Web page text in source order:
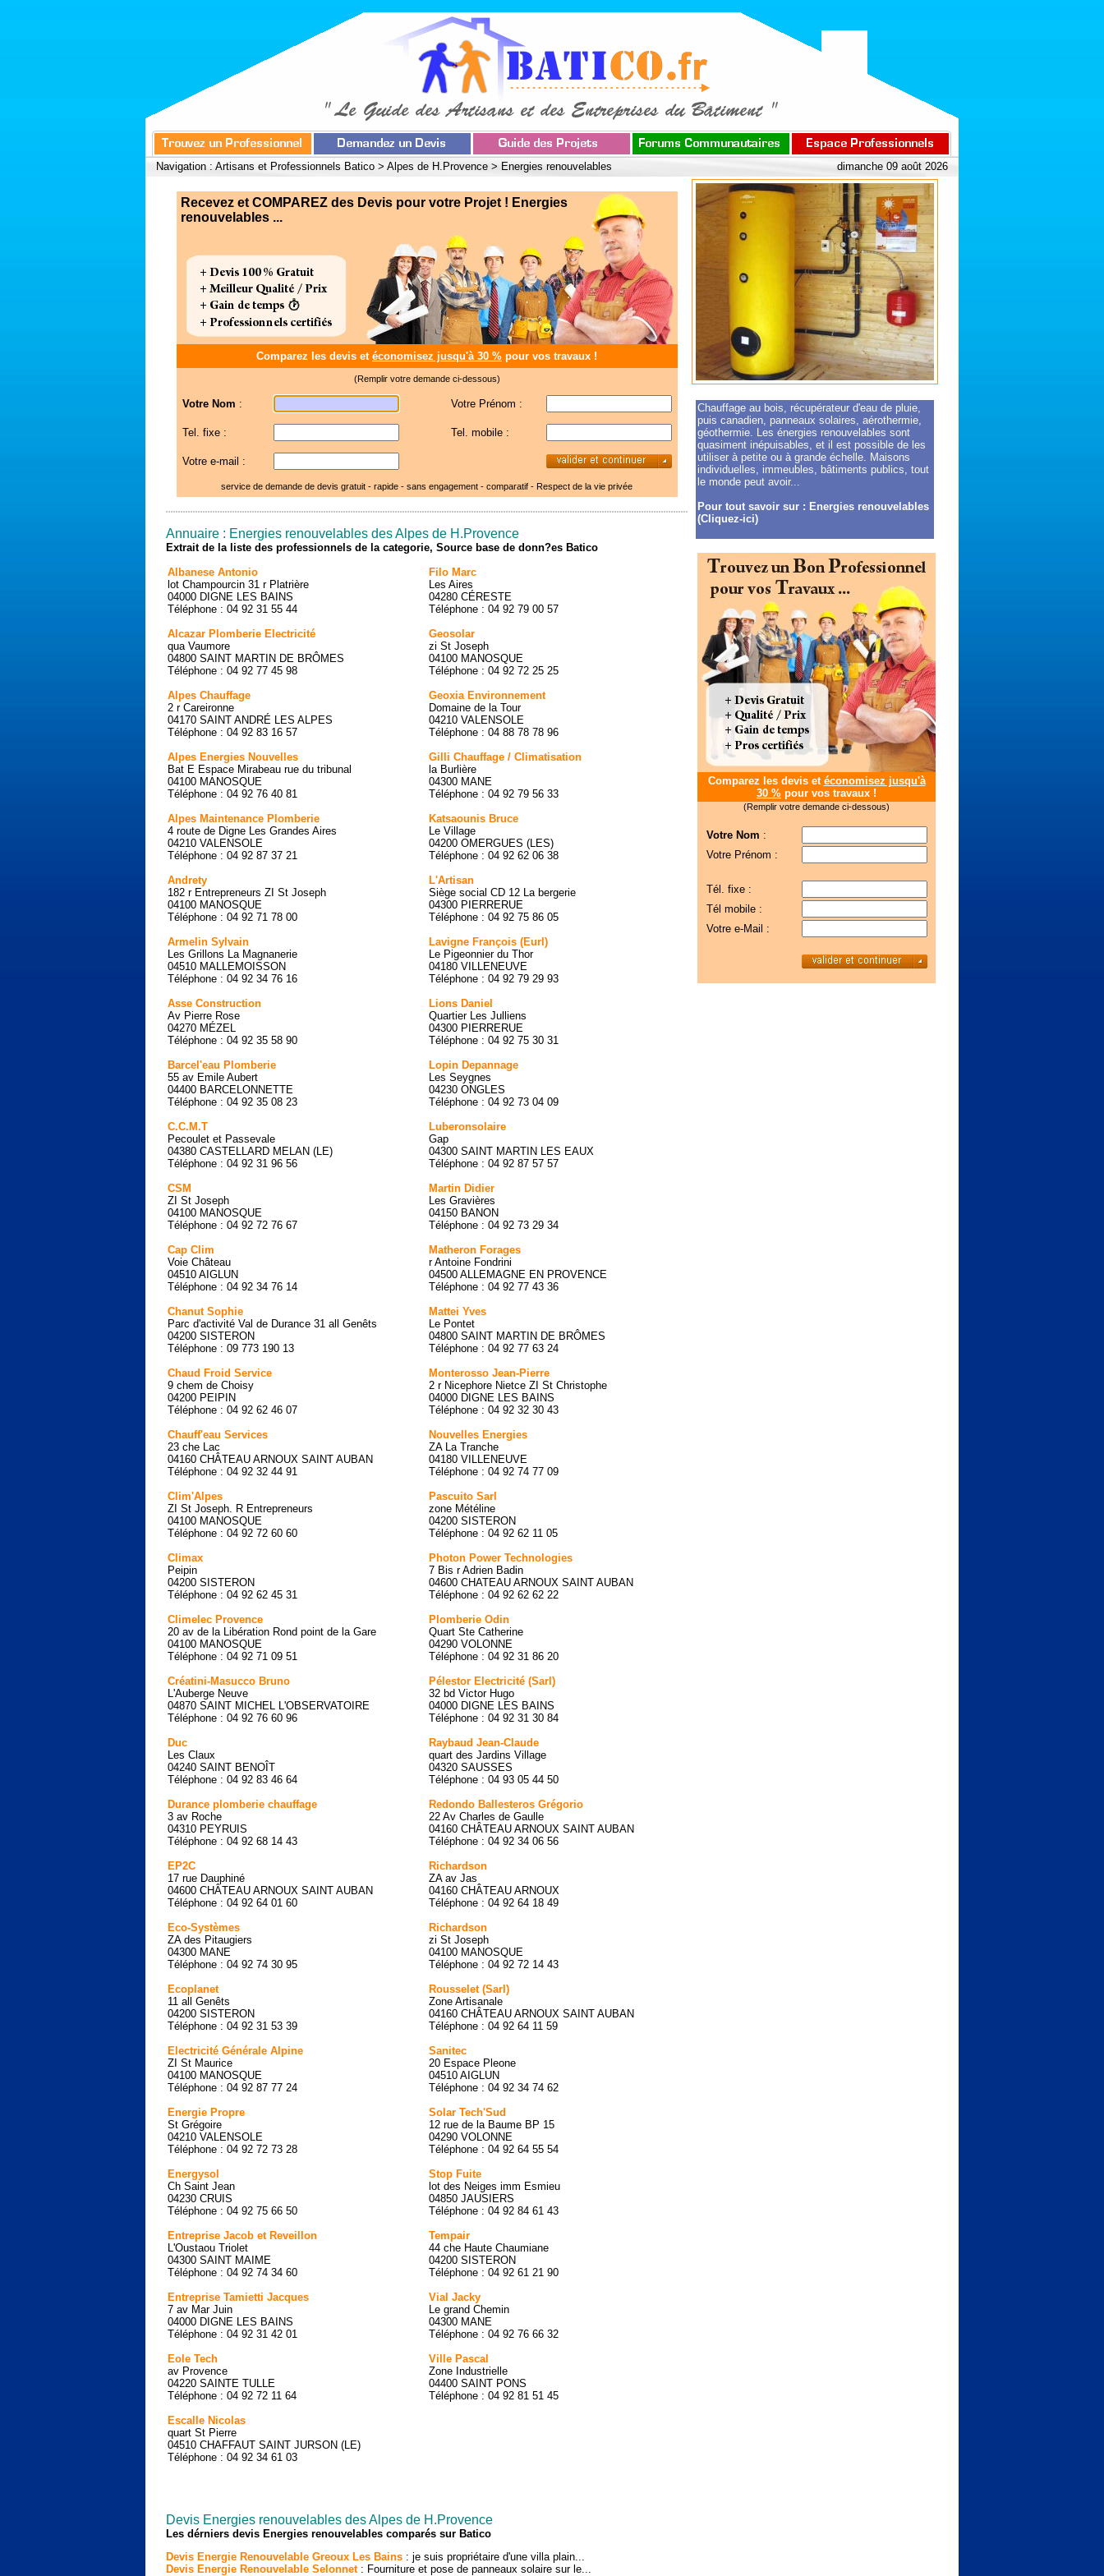
Navigation : Artisans et Professionnels Batico > Alpes de H.Provence > Energies renouvelables dimanche 09 août 2026
Recevez et COMPAREZ des Devis pour votre Projet ! Energies
renouvelables ...
Comparez les devis et économisez jusqu'à 30 % pour vos travaux !
(Remplir votre demande ci-dessous)
Votre Nom : Votre Prénom :
Tel. fixe : Tel. mobile :
Votre e-mail :
service de demande de devis gratuit - rapide - sans engagement - comparatif - Respect de la vie privée
Annuaire : Energies renouvelables des Alpes de H.Provence
Extrait de la liste des professionnels de la categorie, Source base de donn?es Batico
Albanese Antonio
lot Champourcin 31 r Platrière
04000 DIGNE LES BAINS
Téléphone : 04 92 31 55 44
Alcazar Plomberie Electricité
qua Vaumore
04800 SAINT MARTIN DE BRÔMES
Téléphone : 04 92 77 45 98
Alpes Chauffage
2 r Careironne
04170 SAINT ANDRÉ LES ALPES
Téléphone : 04 92 83 16 57
Alpes Energies Nouvelles
Bat E Espace Mirabeau rue du tribunal
04100 MANOSQUE
Téléphone : 04 92 76 40 81
Alpes Maintenance Plomberie
4 route de Digne Les Grandes Aires
04210 VALENSOLE
Téléphone : 04 92 87 37 21
Andrety
182 r Entrepreneurs ZI St Joseph
04100 MANOSQUE
Téléphone : 04 92 71 78 00
Armelin Sylvain
Les Grillons La Magnanerie
04510 MALLEMOISSON
Téléphone : 04 92 34 76 16
Asse Construction
Av Pierre Rose
04270 MÉZEL
Téléphone : 04 92 35 58 90
Barcel'eau Plomberie
55 av Emile Aubert
04400 BARCELONNETTE
Téléphone : 04 92 35 08 23
C.C.M.T
Pecoulet et Passevale
04380 CASTELLARD MELAN (LE)
Téléphone : 04 92 31 96 56
CSM
ZI St Joseph
04100 MANOSQUE
Téléphone : 04 92 72 76 67
Cap Clim
Voie Château
04510 AIGLUN
Téléphone : 04 92 34 76 14
Chanut Sophie
Parc d'activité Val de Durance 31 all Genêts
04200 SISTERON
Téléphone : 09 773 190 13
Chaud Froid Service
9 chem de Choisy
04200 PEIPIN
Téléphone : 04 92 62 46 07
Chauff'eau Services
23 che Lac
04160 CHÂTEAU ARNOUX SAINT AUBAN
Téléphone : 04 92 32 44 91
Clim'Alpes
ZI St Joseph. R Entrepreneurs
04100 MANOSQUE
Téléphone : 04 92 72 60 60
Climax
Peipin
04200 SISTERON
Téléphone : 04 92 62 45 31
Climelec Provence
20 av de la Libération Rond point de la Gare
04100 MANOSQUE
Téléphone : 04 92 71 09 51
Créatini-Masucco Bruno
L'Auberge Neuve
04870 SAINT MICHEL L'OBSERVATOIRE
Téléphone : 04 92 76 60 96
Duc
Les Claux
04240 SAINT BENOÎT
Téléphone : 04 92 83 46 64
Durance plomberie chauffage
3 av Roche
04310 PEYRUIS
Téléphone : 04 92 68 14 43
EP2C
17 rue Dauphiné
04600 CHÂTEAU ARNOUX SAINT AUBAN
Téléphone : 04 92 64 01 60
Eco-Systèmes
ZA des Pitaugiers
04300 MANE
Téléphone : 04 92 74 30 95
Ecoplanet
11 all Genêts
04200 SISTERON
Téléphone : 04 92 31 53 39
Electricité Générale Alpine
ZI St Maurice
04100 MANOSQUE
Téléphone : 04 92 87 77 24
Energie Propre
St Grégoire
04210 VALENSOLE
Téléphone : 04 92 72 73 28
Energysol
Ch Saint Jean
04230 CRUIS
Téléphone : 04 92 75 66 50
Entreprise Jacob et Reveillon
L'Oustaou Triolet
04300 SAINT MAIME
Téléphone : 04 92 74 34 60
Entreprise Tamietti Jacques
7 av Mar Juin
04000 DIGNE LES BAINS
Téléphone : 04 92 31 42 01
Eole Tech
av Provence
04220 SAINTE TULLE
Téléphone : 04 92 72 11 64
Escalle Nicolas
quart St Pierre
04510 CHAFFAUT SAINT JURSON (LE)
Téléphone : 04 92 34 61 03
Filo Marc
Les Aires
04280 CÉRESTE
Téléphone : 04 92 79 00 57
Geosolar
zi St Joseph
04100 MANOSQUE
Téléphone : 04 92 72 25 25
Geoxia Environnement
Domaine de la Tour
04210 VALENSOLE
Téléphone : 04 88 78 78 96
Gilli Chauffage / Climatisation
la Burlière
04300 MANE
Téléphone : 04 92 79 56 33
Katsaounis Bruce
Le Village
04200 OMERGUES (LES)
Téléphone : 04 92 62 06 38
L'Artisan
Siège social CD 12 La bergerie
04300 PIERRERUE
Téléphone : 04 92 75 86 05
Lavigne François (Eurl)
Le Pigeonnier du Thor
04180 VILLENEUVE
Téléphone : 04 92 79 29 93
Lions Daniel
Quartier Les Julliens
04300 PIERRERUE
Téléphone : 04 92 75 30 31
Lopin Depannage
Les Seygnes
04230 ONGLES
Téléphone : 04 92 73 04 09
Luberonsolaire
Gap
04300 SAINT MARTIN LES EAUX
Téléphone : 04 92 87 57 57
Martin Didier
Les Gravières
04150 BANON
Téléphone : 04 92 73 29 34
Matheron Forages
r Antoine Fondrini
04500 ALLEMAGNE EN PROVENCE
Téléphone : 04 92 77 43 36
Mattei Yves
Le Pontet
04800 SAINT MARTIN DE BRÔMES
Téléphone : 04 92 77 63 24
Monterosso Jean-Pierre
2 r Nicephore Nietce ZI St Christophe
04000 DIGNE LES BAINS
Téléphone : 04 92 32 30 43
Nouvelles Energies
ZA La Tranche
04180 VILLENEUVE
Téléphone : 04 92 74 77 09
Pascuito Sarl
zone Météline
04200 SISTERON
Téléphone : 04 92 62 11 05
Photon Power Technologies
7 Bis r Adrien Badin
04600 CHATEAU ARNOUX SAINT AUBAN
Téléphone : 04 92 62 62 22
Plomberie Odin
Quart Ste Catherine
04290 VOLONNE
Téléphone : 04 92 31 86 20
Pélestor Electricité (Sarl)
32 bd Victor Hugo
04000 DIGNE LES BAINS
Téléphone : 04 92 31 30 84
Raybaud Jean-Claude
quart des Jardins Village
04320 SAUSSES
Téléphone : 04 93 05 44 50
Redondo Ballesteros Grégorio
22 Av Charles de Gaulle
04160 CHÂTEAU ARNOUX SAINT AUBAN
Téléphone : 04 92 34 06 56
Richardson
ZA av Jas
04160 CHÂTEAU ARNOUX
Téléphone : 04 92 64 18 49
Richardson
zi St Joseph
04100 MANOSQUE
Téléphone : 04 92 72 14 43
Rousselet (Sarl)
Zone Artisanale
04160 CHÂTEAU ARNOUX SAINT AUBAN
Téléphone : 04 92 64 11 59
Sanitec
20 Espace Pleone
04510 AIGLUN
Téléphone : 04 92 34 74 62
Solar Tech'Sud
12 rue de la Baume BP 15
04290 VOLONNE
Téléphone : 04 92 64 55 54
Stop Fuite
lot des Neiges imm Esmieu
04850 JAUSIERS
Téléphone : 04 92 84 61 43
Tempair
44 che Haute Chaumiane
04200 SISTERON
Téléphone : 04 92 61 21 90
Vial Jacky
Le grand Chemin
04300 MANE
Téléphone : 04 92 76 66 32
Ville Pascal
Zone Industrielle
04400 SAINT PONS
Téléphone : 04 92 81 51 45
Devis Energies renouvelables des Alpes de H.Provence
Les dérniers devis Energies renouvelables comparés sur Batico
Devis Energie Renouvelable Greoux Les Bains : je suis propriétaire d'une villa plain...
Devis Energie Renouvelable Selonnet: Fourniture et pose de panneaux solaire sur le...
Chauffage au bois, récupérateur d'eau de pluie,
puis canadien, panneaux solaires, aérothermie,
géothermie. Les énergies renouvelables sont
quasiment inépuisables, et il est possible de les
utiliser à petite ou à grande échelle. Maisons
individuelles, immeubles, bâtiments publics, tout
le monde peut avoir...
Pour tout savoir sur : Energies renouvelables
(Cliquez-ici)
Comparez les devis et économisez jusqu'à
30 % pour vos travaux !
(Remplir votre demande ci-dessous)
Votre Nom :
Votre Prénom :
Tél. fixe :
Tél mobile :
Votre e-Mail :